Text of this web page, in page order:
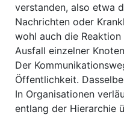
verstanden, also etwa
Nachrichten oder
wohl auch die
Ausfall einzelner
Der
Öffentlichkeit.
In Organisationen
entlang der Hierarchie